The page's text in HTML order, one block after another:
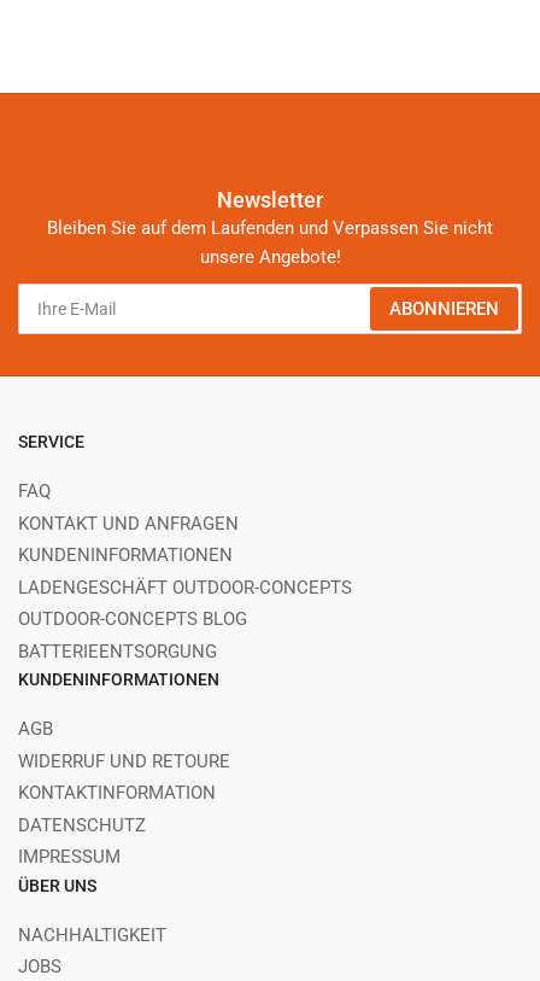
Newsletter
Bleiben Sie auf dem Laufenden und Verpassen Sie nicht
unsere Angebote!
Ihre
Mail
ABONNIEREN
SERVICE
FAQ
KONTAKT UND ANFRAGEN
KUNDENINFORMATIONEN
LADENGESCHÄFT OUTDOOR-CONCEPTS
OUTDOOR-CONCEPTS BLOG
BATTERIEENTSORGUNG
KUNDENINFORMATIONEN
AGB
WIDERRUF UND RETOURE
KONTAKTINFORMATION
DATENSCHUTZ
IMPRESSUM
ÜBER UNS
NACHHALTIGKEIT
JOBS